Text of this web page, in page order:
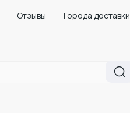
Отзывы Города доставки